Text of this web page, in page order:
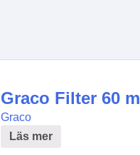
Graco Filter 60 m
Graco
Läs mer